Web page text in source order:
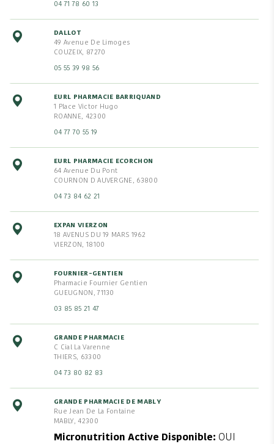
04 71 78 60 13
DALLOT
49 Avenue De Limoges
COUZEIX, 87270
05 55 39 98 56
EURL PHARMACIE BARRIQUAND
1 Place Victor Hugo
ROANNE, 42300
04 77 70 55 19
EURL PHARMACIE ECORCHON
64 Avenue Du Pont
COURNON D AUVERGNE, 63800
04 73 84 62 21
EXPAN VIERZON
18 AVENUS DU 19 MARS 1962
VIERZON, 18100
FOURNIER-GENTIEN
Pharmacie Fournier Gentien
GUEUGNON, 71130
03 85 85 21 47
GRANDE PHARMACIE
C Cial La Varenne
THIERS, 63300
04 73 80 82 83
GRANDE PHARMACIE DE MABLY
Rue Jean De La Fontaine
MABLY, 42300
Micronutrition Active Disponible OUI